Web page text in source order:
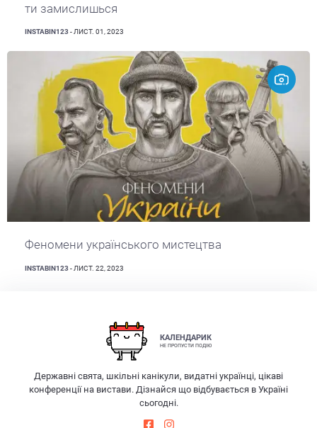
ти замислишься
INSTABIN123 - ЛИСТ. 01, 2023
Феномени українського мистецтва
INSTABIN123 - ЛИСТ. 22, 2023
КАЛЕНДАРИК
НЕ ПРОПУСТИ ПОДІЮ
Державні свята, шкільні канікули, видатні українці, цікаві
конференції на вистави. Дізнайся що відбувається в Україні
сьогодні.